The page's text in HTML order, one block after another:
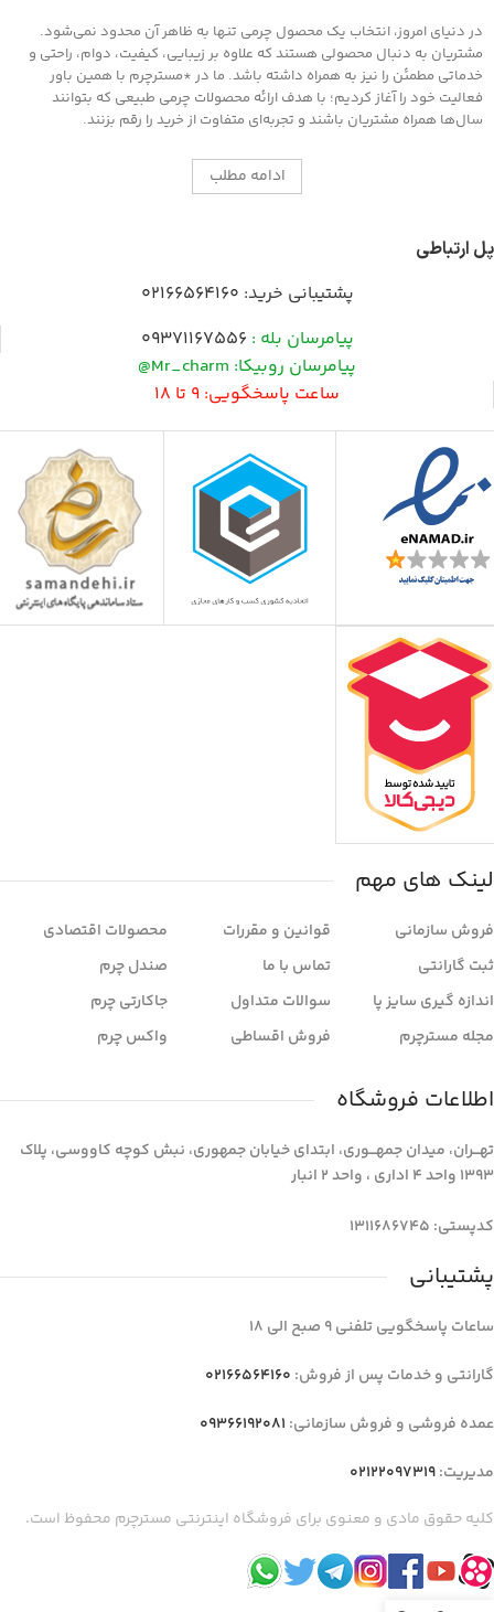
در دنیای امروز، انتخاب یک محصول چرمی تنها به ظاهر آن محدود نمی‌شود.
مشتریان به دنبال محصولی هستند که علاوه بر زیبایی، کیفیت، دوام، راحتی و
خدماتی مطمئن را نیز به همراه داشته باشد. ما در *مسترچرم با همین باور
فعالیت خود را آغاز کردیم؛ با هدف ارائه محصولات چرمی طبیعی که بتوانند
سال‌ها همراه مشتریان باشند و تجربه‌ای متفاوت از خرید را رقم بزنند.
ادامه مطلب
پل ارتباطی
پشتیبانی خرید: 02166564160
پیامرسان بله : 09371167556
پیامرسان روبیکا: Mr_charm@
ساعت پاسخگویی: 9 تا 18
لینک های مهم
فروش سازمانی
ثبت گارانتی
اندازه گیری سایز پا
مجله مسترچرم
قوانین و مقررات
تماس با ما
سوالات متداول
فروش اقساطی
محصولات اقتصادی
صندل چرم
جاکارتی چرم
واکس چرم
اطلاعات فروشگاه
تهـــران، میدان جمهـــوری، ابتدای خیابان جمهوری، نبش کوچه کاووسی، پلاک
1393 واحد 4 اداری ، واحد 2 انبار
کدپستی: 1311686745
پشتیبانی
ساعات پاسخگویی تلفنی 9 صبح الی 18
گارانتی و خدمات پس از فروش: 02166564160
عمده فروشی و فروش سازمانی: 09366192081
مدیریت:02122097319
کلیه حقوق مادی و معنوی برای فروشگاه اینترنتی مسترچرم محفوظ است.